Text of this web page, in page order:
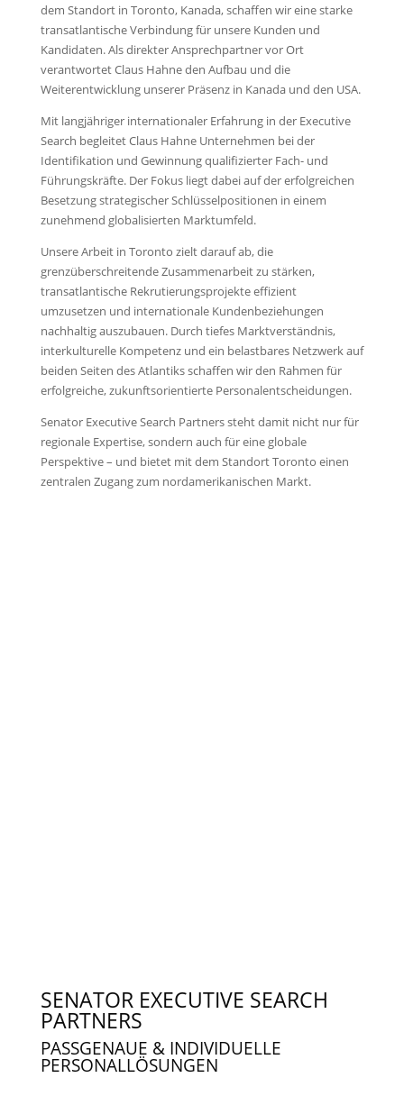
dem Standort in Toronto, Kanada, schaffen wir eine starke
transatlantische Verbindung für unsere Kunden und
Kandidaten. Als direkter Ansprechpartner vor Ort
verantwortet Claus Hahne den Aufbau und die
Weiterentwicklung unserer Präsenz in Kanada und den USA.
Mit langjähriger internationaler Erfahrung in der Executive
Search begleitet Claus Hahne Unternehmen bei der
Identifikation und Gewinnung qualifizierter Fach- und
Führungskräfte. Der Fokus liegt dabei auf der erfolgreichen
Besetzung strategischer Schlüsselpositionen in einem
zunehmend globalisierten Marktumfeld.
Unsere Arbeit in Toronto zielt darauf ab, die
grenzüberschreitende Zusammenarbeit zu stärken,
transatlantische Rekrutierungsprojekte effizient
umzusetzen und internationale Kundenbeziehungen
nachhaltig auszubauen. Durch tiefes Marktverständnis,
interkulturelle Kompetenz und ein belastbares Netzwerk auf
beiden Seiten des Atlantiks schaffen wir den Rahmen für
erfolgreiche, zukunftsorientierte Personalentscheidungen.
Senator Executive Search Partners steht damit nicht nur für
regionale Expertise, sondern auch für eine globale
Perspektive – und bietet mit dem Standort Toronto einen
zentralen Zugang zum nordamerikanischen Markt.
SENATOR EXECUTIVE SEARCH
PARTNERS
PASSGENAUE & INDIVIDUELLE
PERSONALLÖSUNGEN